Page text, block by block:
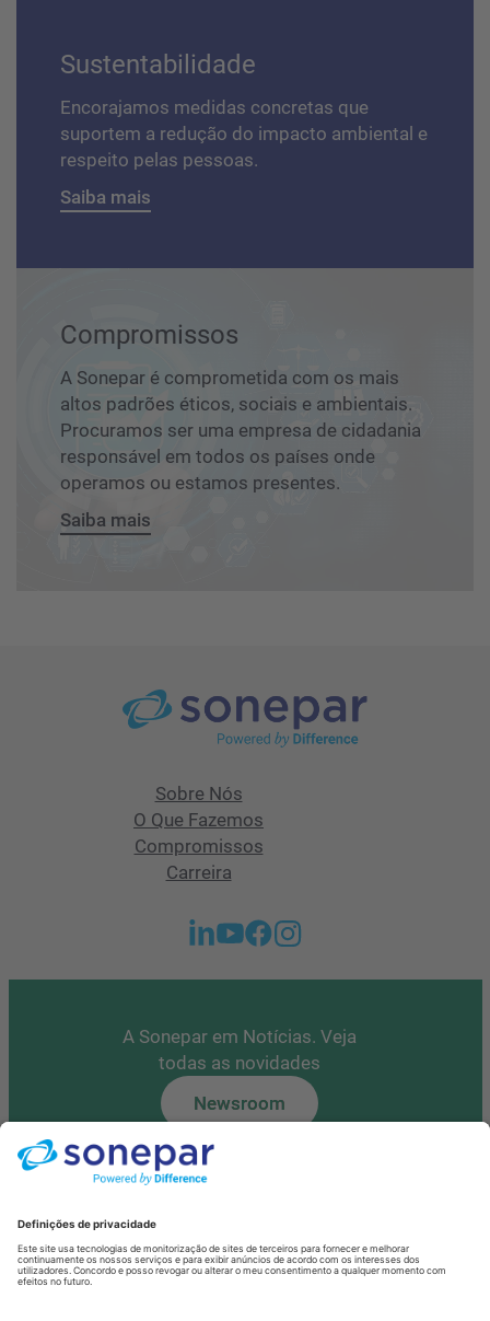
Sustentabilidade
Encorajamos medidas concretas que
suportem a redução do impacto ambiental e
respeito pelas pessoas.
Saiba mais
Compromissos
A Sonepar é comprometida com os mais
altos padrões éticos, sociais e ambientais.
Procuramos ser uma empresa de cidadania
responsável em todos os países onde
operamos ou estamos presentes.
Saiba mais
Sobre Nós
O Que Fazemos
Compromissos
Carreira
A Sonepar em Notícias. Veja
todas as novidades
Newsroom
Contacte-nos